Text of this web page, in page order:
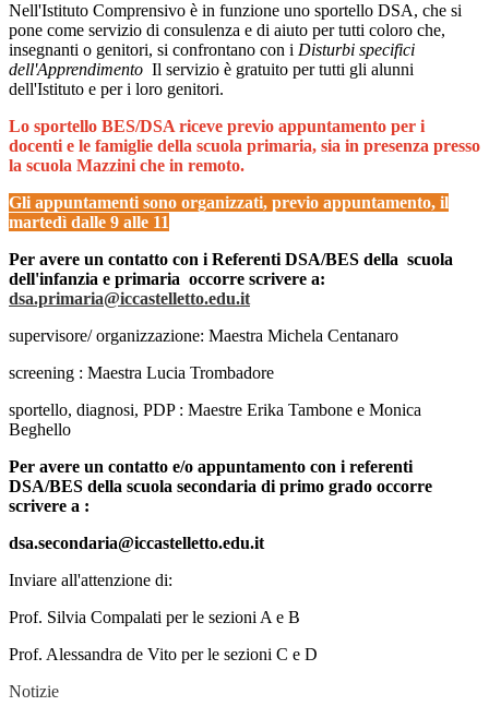
Nell'Istituto Comprensivo è in funzione uno sportello DSA, che si
pone come servizio di consulenza e di aiuto per tutti coloro che,
insegnanti o genitori, si confrontano con i Disturbi specifici
dell'Apprendimento Il servizio è gratuito per tutti gli alunni
dell'Istituto e per i loro genitori.
Lo sportello BES/DSA riceve previo appuntamento per i
docenti e le famiglie della scuola primaria, sia in presenza presso
la scuola Mazzini che in remoto.
Gli appuntamenti sono organizzati, previo appuntamento, il
martedì dalle 9 alle 11
Per avere un contatto con i Referenti DSA/BES della scuola
dell'infanzia e primaria occorre scrivere a:
dsa.primaria@iccastelletto.edu.it
supervisore/ organizzazione: Maestra Michela Centanaro
screening : Maestra Lucia Trombadore
sportello, diagnosi, PDP : Maestre Erika Tambone e Monica
Beghello
Per avere un contatto e/o appuntamento con i referenti
DSA/BES della scuola secondaria di primo grado occorre
scrivere a :
dsa.secondaria@iccastelletto.edu.it
Inviare all'attenzione di:
Prof. Silvia Compalati per le sezioni A e B
Prof. Alessandra de Vito per le sezioni C e D
Notizie